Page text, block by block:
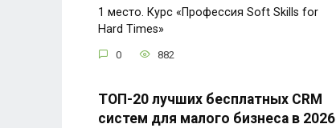
1 место. Курс «Профессия Soft Skills for
Hard Times»
0 882
ТОП-20 лучших бесплатных CRM
систем для малого бизнеса в 2026